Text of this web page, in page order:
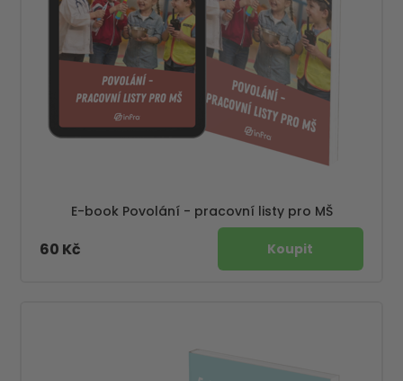
E-book Povolání - pracovní listy pro MŠ
60 Kč